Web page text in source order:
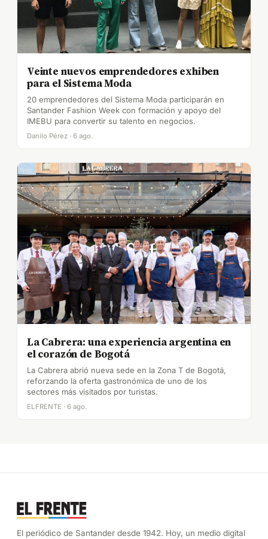
Veinte nuevos emprendedores exhiben
para el Sistema Moda
20 emprendedores del Sistema Moda participarán en
Santander Fashion Week con formación y apoyo del
IMEBU para convertir su talento en negocios.
Danilo Pérez · 6 ago.
La Cabrera: una experiencia argentina en
el corazón de Bogotá
La Cabrera abrió nueva sede en la Zona T de Bogotá,
reforzando la oferta gastronómica de uno de los
sectores más visitados por turistas.
ELFRENTE · 6 ago.
El periódico de Santander desde 1942. Hoy, un medio digital